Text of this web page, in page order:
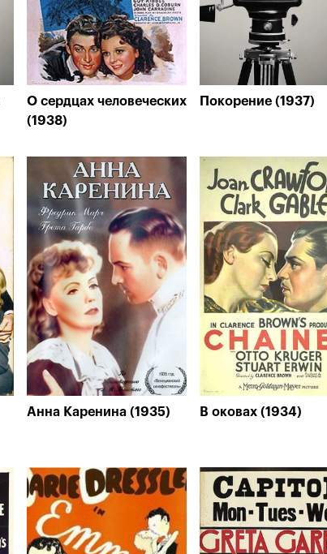
О сердцах человеческих
(1938)
Покорение (1937)
Анна Каренина (1935) В оковах (1934)